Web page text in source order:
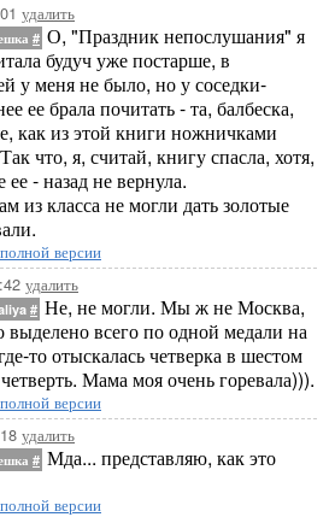
удалить
# О, "Праздник непослушания" я
будуч уже постарше, в
у меня не было, но у соседки-
ее брала почитать - та, балбеска,
как из этой книги ножничками
что, я, считай, книгу спасла, хотя,
- назад не вернула.
из класса не могли дать золотые
версии
удалить
# Не, не могли. Мы ж не Москва,
всего по одной медали на
то отыскалась четверка в шестом
Мама моя очень горевала))).
версии
удалить
# Мда... представляю, как это
версии